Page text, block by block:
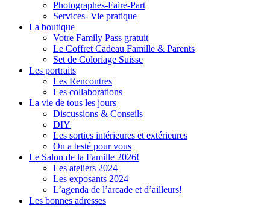
Photographes-Faire-Part
Services- Vie pratique
La boutique
Votre Family Pass gratuit
Le Coffret Cadeau Famille & Parents
Set de Coloriage Suisse
Les portraits
Les Rencontres
Les collaborations
La vie de tous les jours
Discussions & Conseils
DIY
Les sorties intérieures et extérieures
On a testé pour vous
Le Salon de la Famille 2026!
Les ateliers 2024
Les exposants 2024
L’agenda de l’arcade et d’ailleurs!
Les bonnes adresses